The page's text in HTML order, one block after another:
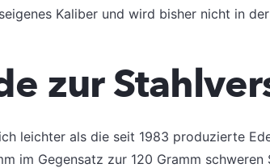
Kaliber und wird bisher nicht in
zur
leichter als die seit 1983 produzierte
im Gegensatz zur 120 Gramm schweren